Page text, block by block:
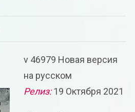
v 46979 Новая версия
на русском
Релиз:19 Октября 2021